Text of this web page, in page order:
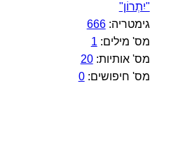
"יִתְרוֹן"
גימטריה:666
מס' מילים: 1
מס' אותיות:20
מס' חיפושים:0